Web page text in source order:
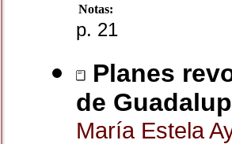
Notas:
p. 21
Planes
de
María Estela